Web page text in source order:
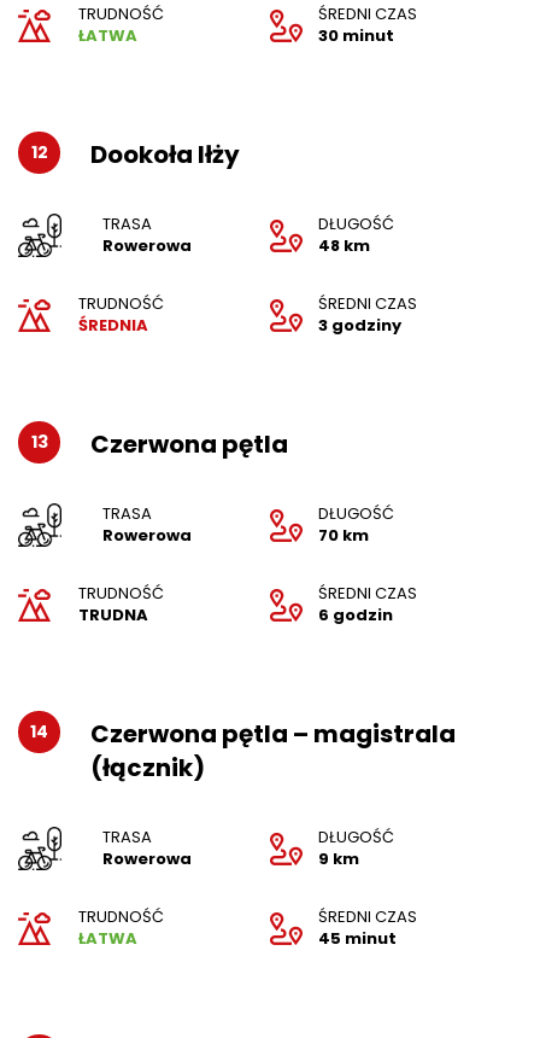
TRUDNOŚĆ
ŁATWA
ŚREDNI CZAS
30 minut
12 Dookoła Iłży
TRASA
Rowerowa
DŁUGOŚĆ
48 km
TRUDNOŚĆ
ŚREDNIA
ŚREDNI CZAS
3 godziny
13 Czerwona pętla
TRASA
Rowerowa
DŁUGOŚĆ
70 km
TRUDNOŚĆ
TRUDNA
ŚREDNI CZAS
6 godzin
14
Czerwona pętla – magistrala
(łącznik)
TRASA
Rowerowa
DŁUGOŚĆ
9 km
TRUDNOŚĆ
ŁATWA
ŚREDNI CZAS
45 minut